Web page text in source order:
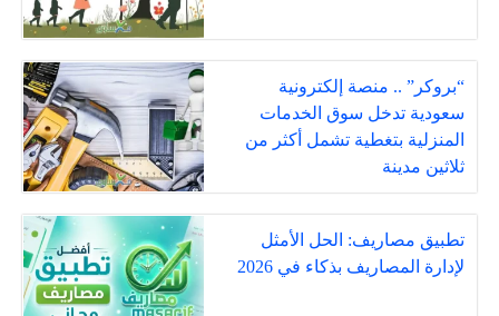
“بروكر” .. منصة إلكترونية
سعودية تدخل سوق الخدمات
المنزلية بتغطية تشمل أكثر من
ثلاثين مدينة
تطبيق مصاريف: الحل الأمثل
لإدارة المصاريف بذكاء في 2026